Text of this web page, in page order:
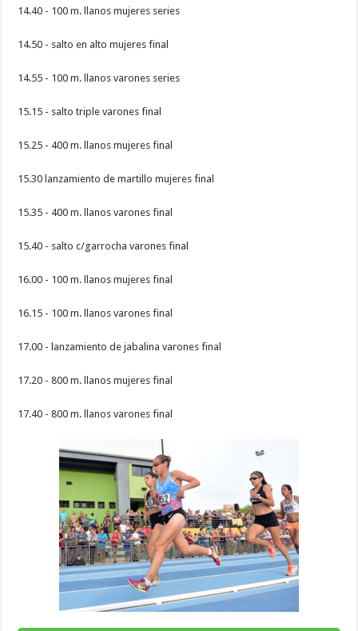
14.40 - 100 m. llanos mujeres series
14.50 - salto en alto mujeres final
14.55 - 100 m. llanos varones series
15.15 - salto triple varones final
15.25 - 400 m. llanos mujeres final
15.30 lanzamiento de martillo mujeres final
15.35 - 400 m. llanos varones final
15.40 - salto c/garrocha varones final
16.00 - 100 m. llanos mujeres final
16.15 - 100 m. llanos varones final
17.00 - lanzamiento de jabalina varones final
17.20 - 800 m. llanos mujeres final
17.40 - 800 m. llanos varones final